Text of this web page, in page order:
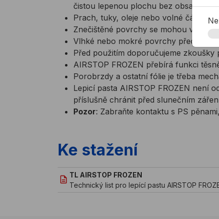
čistou lepenou plochu bez obsahu
Prach, tuky, oleje nebo volné části se
Znečištěné povrchy se mohou vyčistit
Vlhké nebo mokré povrchy před
Před použitím doporučujeme zkoušky
AIRSTOP FROZEN přebírá funkci
Porobrzdy a ostatní fólie je třeba
Lepicí pasta AIRSTOP FROZEN není
příslušně chránit před slunečním
Pozor: Zabraňte kontaktu s PS
Ke stažení
TL AIRSTOP FROZEN
Technický list pro lepící pastu AIRSTOP